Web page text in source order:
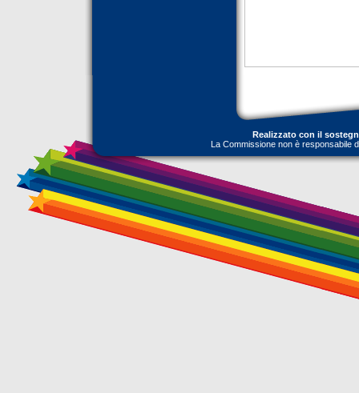
Realizzato con il
La Commissione non è responsabile